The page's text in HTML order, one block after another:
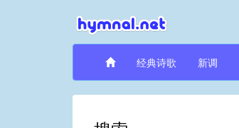
经典诗歌 新调